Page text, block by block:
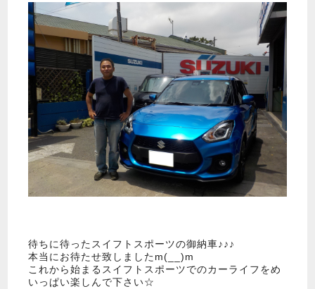
待ちに待ったスイフトスポーツの御納車♪♪♪
本当にお待たせ致しましたm(__)m
これから始まるスイフトスポーツでのカーライフをめ
いっぱい楽しんで下さい☆